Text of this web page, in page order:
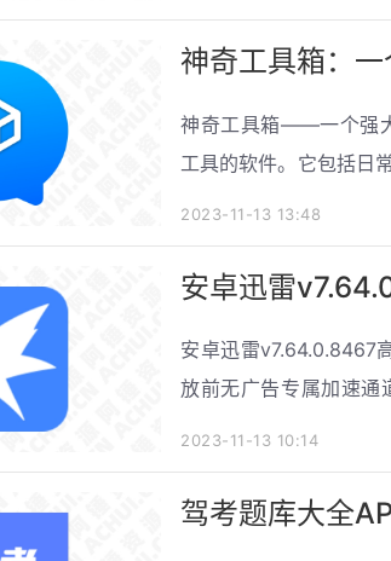
神奇工具箱：
神奇工具箱——一个强
工具的软件。它包括日
者的目标是达到1000
2023-11-13 13:48
安卓迅雷
安卓迅雷v7.64.0.8467
放前无广告专属加速通
2023-11-13 10:14
驾考题库大全